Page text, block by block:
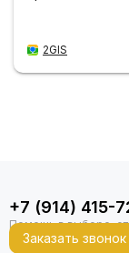
2GIS
+7 (914) 415-
Заказать звонок